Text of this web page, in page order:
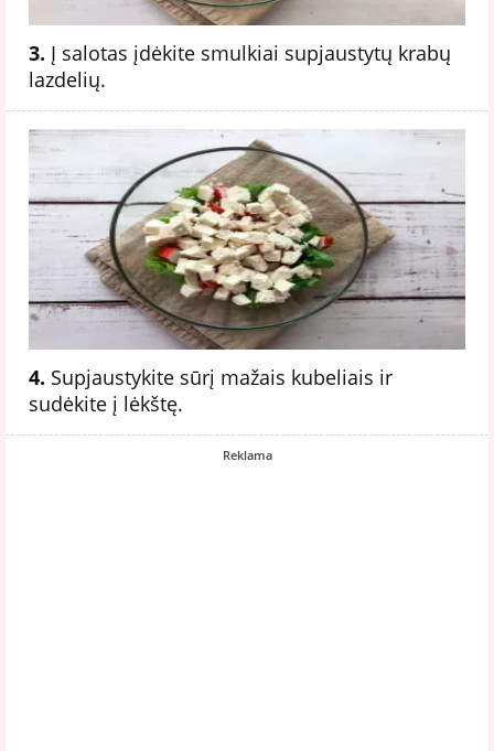
3. Į salotas įdėkite smulkiai supjaustytų krabų
lazdelių.
4. Supjaustykite sūrį mažais kubeliais ir
sudėkite į lėkštę.
Reklama